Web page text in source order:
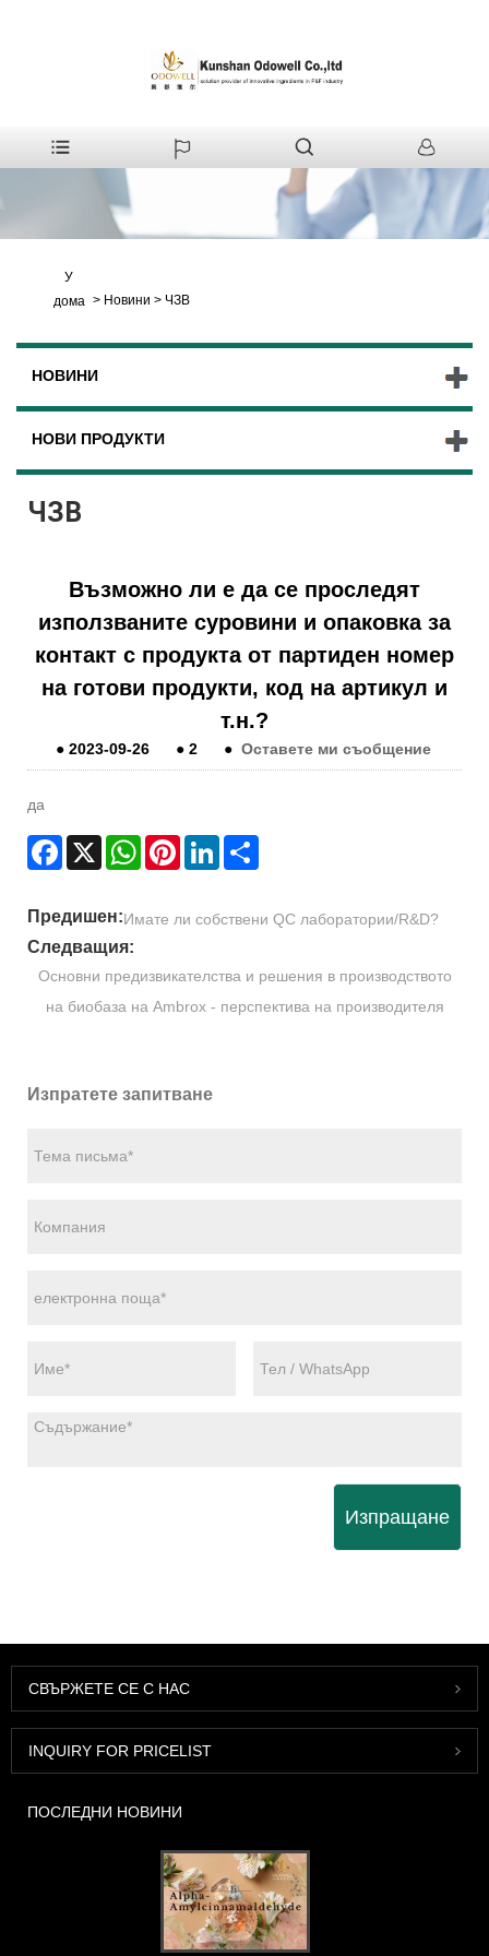
У
дома > Новини > ЧЗВ
НОВИНИ
НОВИ ПРОДУКТИ
ЧЗВ
Възможно ли е да се проследят
използваните суровини и опаковка за
контакт с продукта от партиден номер
на готови продукти, код на артикул и
т.н.?
●2023-09-26 ●2 ● Оставете ми съобщение
да
Facebook
X WhatsAppPinterestLinkedIn
Предишен:Имате ли собствени QC лаборатории/R&D?
Следващия:
Основни предизвикателства и решения в производството
на биобаза на Ambrox - перспектива на производителя
Изпратете запитване
Изпращане
СВЪРЖЕТЕ СЕ С НАС
INQUIRY FOR PRICELIST
ПОСЛЕДНИ НОВИНИ